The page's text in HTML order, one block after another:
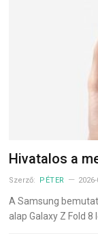
Hivatalos a
Szerző: PÉTER
A Samsung
alap Galaxy Z Fold 8